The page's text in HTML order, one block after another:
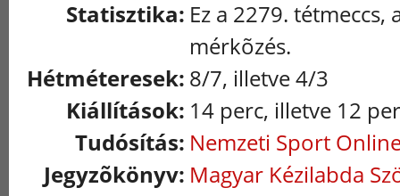
Statisztika: Ez a 2279.
mérkõzés.
Hétméteresek: 8/7, illetve 4/3
Kiállítások: 14 perc, illetve 12
Tudósítás: Nemzeti Sport
Jegyzõkönyv: Magyar Kézilabda